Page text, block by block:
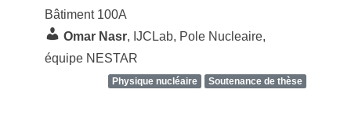
Bâtiment 100A
Omar Nasr, IJCLab, Pole Nucleaire,
équipe NESTAR
Physique nucléaire Soutenance de thèse